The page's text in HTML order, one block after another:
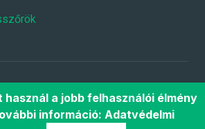
Minden jog fenntartva.
Súgó ÁSZF
Adatkezelési
használ a jobb felhasználói élmény
információ: Adatvédelmi